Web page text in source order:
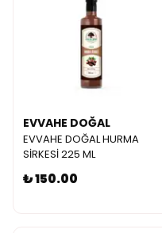
EVVAHE DOĞAL
EVVAHE DOĞAL HURMA
SİRKESİ 225 ML
₺ 150.00